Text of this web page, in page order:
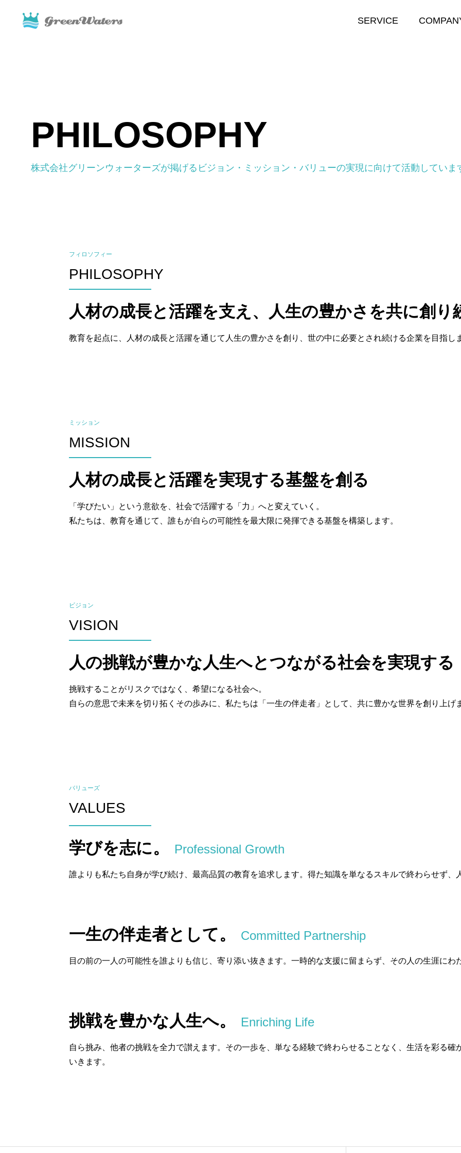
SERVICE
SERVICE
GSchool
Enterprise
PHILOSOPHY
株式会社グリーンウォーターズが掲げるビジョン・ミッション・バリューの実現に向けて活動していま
フィロソフィー
PHILOSOPHY
人材の成長と活躍を支え、人生の豊かさを共に創り
教育を起点に、人材の成長と活躍を通じて人生の豊かさを創り、世の中に必要とされ続ける企業を目指し
ミッション
MISSION
人材の成長と活躍を実現する基盤を創る
「学びたい」という意欲を、社会で活躍する「力」へと変えていく。
私たちは、教育を通じて、誰もが自らの可能性を最大限に発揮できる基盤を構築します。
ビジョン
VISION
人の挑戦が豊かな人生へとつながる社会を実現する
挑戦することがリスクではなく、希望になる社会へ。
自らの意思で未来を切り拓くその歩みに、私たちは「一生の伴走者」として、共に豊かな世界を創り上げ
バリューズ
VALUES
学びを志に。 Professional Growth
誰よりも私たち自身が学び続け、最高品質の教育を追求します。得た知識を単なるスキルで終わらせず、
一生の伴走者として。 Committed Partnership
目の前の一人の可能性を誰よりも信じ、寄り添い抜きます。一時的な支援に留まらず、その人の生涯にわ
挑戦を豊かな人生へ。 Enriching Life
自ら挑み、他者の挑戦を全力で讃えます。その一歩を、単なる経験で終わらせることなく、生活を彩る確
いきます。